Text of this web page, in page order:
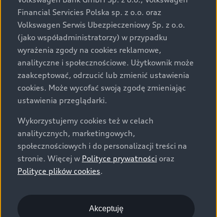
za dopłatą. Wiążące ustalenie ceny, wyposażenia i
specyfikacji pojazdu następują w umowie sprzedaży, a
określenie parametrów technicznych zawiera
świadectwo homologacji typu pojazdu. Zastrzegamy
sobie prawo do zmian i pomyłek. Wszelkie informacje
prezentowane na stronie są aktualne na dzień ich
zamieszczania. W celu uzyskania najnowszych
informacji prosimy kontaktować się z Partnerem Marki
Audi.
Wszystkie produkowane obecnie samochody marki Audi
są wykonywane z materiałów spełniających pod
względem możliwości odzysku i recyklingu wymagania
określone w normie ISO 22628 i są zgodne z
europejskimi świadectwami homologacji wydanymi wg
o.o. podlega obowiązkowi zapewnienia wszystkim
użytkownikom samochodów marki Volkswagen sieci
Financial Servicies Polska sp. z o.o. oraz
Volkswagen Serwis Ubezpieczeniowy Sp. z o.o.
(jako współadministratorzy) w przypadku
wyrażenia zgody na cookies reklamowe,
analityczne i społecznościowe. Użytkownik może
zaakceptować, odrzucić lub zmienić ustawienia
cookies. Może wycofać swoją zgodę zmieniając
ustawienia przeglądarki.
Wykorzystujemy cookies też w celach
analitycznych, marketingowych,
społecznościowych i do personalizacji treści na
stronie. Więcej w Polityce prywatności oraz
Polityce plików cookies.
Akceptuję